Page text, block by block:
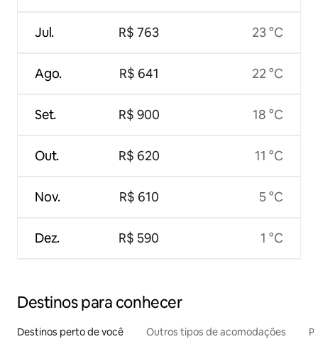
Jul.
Ago.
Set.
Out.
Nov.
Dez.
R$ 763
R$ 641
R$ 900
R$ 620
R$ 610
R$ 590
23 °C
22 °C
18 °C
11 °C
5 °C
1 °C
Destinos para conhecer
Destinos perto de você Outros tipos de acomodações